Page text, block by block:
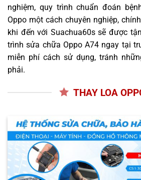
nghiệm, quy trình chuẩn đoán
Oppo một cách chuyên nghiệp,
khi đến với Suachua60s sẽ được
trình sửa chữa Oppo A74 ngay tại
miễn phí cách sử dụng, tránh
phải.
THAY LOA